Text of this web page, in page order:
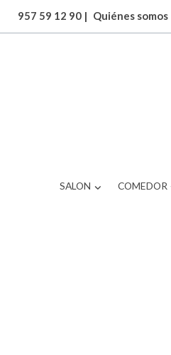
957 59 12 90 | Quiénes somos
SALON COMEDOR